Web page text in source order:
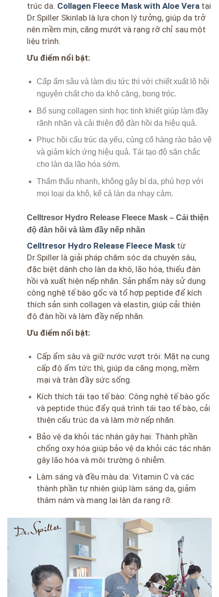
trúc da. Collagen Fleece Mask with Aloe Vera tại
Dr.Spiller Skinlab là lựa chọn lý tưởng, giúp da trở
nên mềm mịn, căng mướt và rạng rỡ chỉ sau một
liệu trình.
Ưu điểm nổi bật:
Cấp ẩm sâu và làm dịu tức thì với chiết xuất lô hội
nguyên chất cho da khô căng, bong tróc.
Bổ sung collagen sinh học tinh khiết giúp làm đầy
rãnh nhăn và cải thiện độ đàn hồi da hiệu quả.
Phục hồi cấu trúc da yếu, củng cố hàng rào bảo vệ
và giảm kích ứng hiệu quả. Tái tạo độ săn chắc
cho làn da lão hóa sớm.
Thẩm thấu nhanh, không gây bí da, phù hợp với
mọi loại da khô, kể cả làn da nhạy cảm.
Celltresor Hydro Release Fleece Mask – Cải thiện
độ đàn hồi và làm đầy nếp nhăn
Celltresor Hydro Release Fleece Mask từ
Dr.Spiller là giải pháp chăm sóc da chuyên sâu,
đặc biệt dành cho làn da khô, lão hóa, thiếu đàn
hồi và xuất hiện nếp nhăn. Sản phẩm này sử dụng
công nghệ tế bào gốc và tổ hợp peptide để kích
thích sản sinh collagen và elastin, giúp cải thiện
độ đàn hồi và làm đầy nếp nhăn.
Ưu điểm nổi bật:
Cấp ẩm sâu và giữ nước vượt trội: Mặt nạ cung
cấp độ ẩm tức thì, giúp da căng mọng, mềm
mại và tràn đầy sức sống.
Kích thích tái tạo tế bào: Công nghệ tế bào gốc
và peptide thúc đẩy quá trình tái tạo tế bào, cải
thiện cấu trúc da và làm mờ nếp nhăn.
Bảo vệ da khỏi tác nhân gây hại: Thành phần
chống oxy hóa giúp bảo vệ da khỏi các tác nhân
gây lão hóa và môi trường ô nhiễm.
Làm sáng và đều màu da: Vitamin C và các
thành phần tự nhiên giúp làm sáng da, giảm
thâm nám và mang lại làn da rạng rỡ.